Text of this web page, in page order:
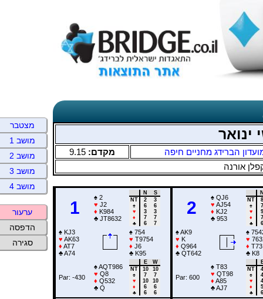
ינואר
הברידג מחניים חיפה מקדם: 9.15
אורנה
1
♠ 2
♥ J2
♦ K984
♣ JT8632
N
S
NT
2
3
♠
6
6
♥
3
3
♦
7
7
♣
6 7
♠ KJ3
♥ AK63
♦ AT7
♣A74
♠ 754
♥ T9754
♦ J6
♣ K95
Par: -430
♠AQT986
♥ Q8
♦ Q532
♣ Q
E
W
NT
10
10
♠
7
7
♥
10
10
♦
6
6
♣
6 6
2
♠ QJ6
♥ AJ54
♦ KJ2
♣ 953
NT
8
♠
7
♥
9
♦
7
♣
6
♠AK9
♥ K
♦ Q964
♣ QT642
♠
♥
♦ T73
♣ K8
Par: 600
♠ T83
♥ QT98
♦ A85
♣AJ7
NT
4
♠
4
♥
4
♦
5
♣
6
מצטבר
מושב 1
מושב 2
מושב 3
מושב 4
ערעור
הדפסה
סגירה